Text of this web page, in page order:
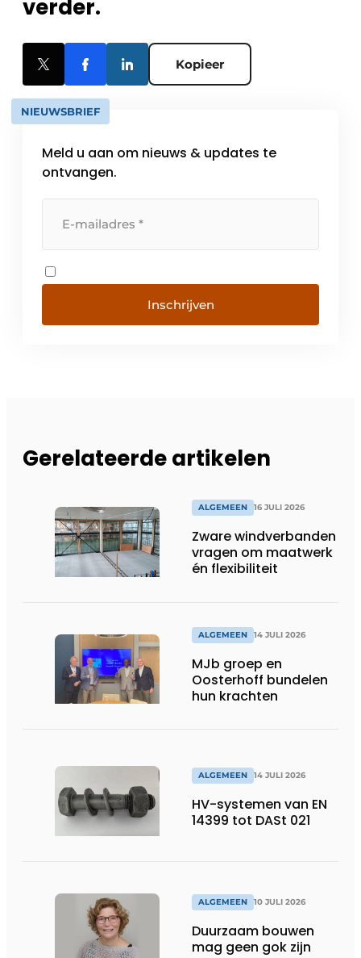
verder.
Kopieer
NIEUWSBRIEF
Meld u aan om nieuws & updates te
ontvangen.
Inschrijven
Gerelateerde artikelen
ALGEMEEN 16 JULI 2026
Zware windverbanden
vragen om maatwerk
én flexibiliteit
ALGEMEEN 14 JULI 2026
MJb groep en
Oosterhoff bundelen
hun krachten
ALGEMEEN 14 JULI 2026
HV-systemen van EN
14399 tot DASt 021
ALGEMEEN 10 JULI 2026
Duurzaam bouwen
mag geen gok zijn